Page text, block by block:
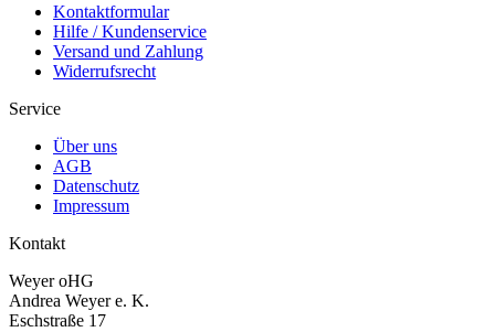
Kontaktformular
Hilfe / Kundenservice
Versand und Zahlung
Widerrufsrecht
Service
Über uns
AGB
Datenschutz
Impressum
Kontakt
Weyer oHG
Andrea Weyer e. K.
Eschstraße 17